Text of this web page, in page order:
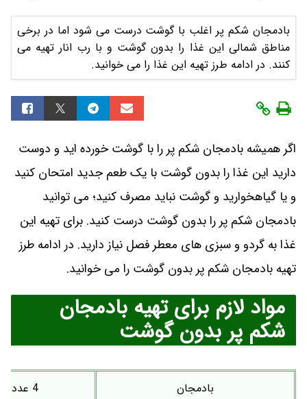
بادمجان شکم پر اغلب با گوشت درست می شود اما در برخی
مناطق شمالی این غذا را بدون گوشت و با رب انار تهیه می
کنند. در ادامه طرز تهیه این غذا را می خوانید.
اگر همیشه بادمجان شکم پر را با گوشت خورده اید و دوست
دارید این غذا را بدون گوشت با یک طعم جدید امتحان کنید
و یا گیاهخوارید و گوشت نباید مصرف کنید؛ می توانید
بادمجان شکم پر را بدون گوشت درست کنید. برای تهیه این
غذا به گردو و سبزی های معطر فصل نیاز دارید. در ادامه طرز
تهیه بادمجان شکم پر بدون گوشت را می خوانید.
مواد لازم برای تهیه بادمجان
شکم پر بدون گوشت
بادمجان 4 عدد